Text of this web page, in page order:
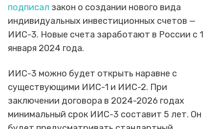
подписал закон о создании нового вида
индивидуальных инвестиционных счетов —
ИИС-3. Новые счета заработают в России с 1
января 2024 года.
ИИС-3 можно будет открыть наравне с
существующими ИИС-1 и ИИС-2. При
заключении договора в 2024-2026 годах
минимальный срок ИИС-3 составит 5 лет. Он